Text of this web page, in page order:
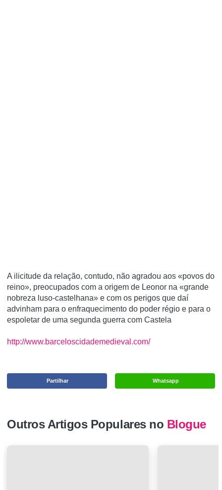
A ilicitude da relação, contudo, não agradou aos «povos do
reino», preocupados com a origem de Leonor na «grande
nobreza luso-castelhana» e com os perigos que daí
advinham para o enfraquecimento do poder régio e para o
espoletar de uma segunda guerra com Castela
http://www.barceloscidademedieval.com/
Whatsapp
Partilhar
Outros Artigos Populares no Blogue